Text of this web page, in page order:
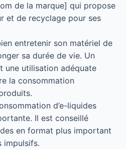
de la marque] qui propose
et de recyclage pour ses
entretenir son matériel de
sa durée de vie. Un
une utilisation adéquate
la consommation
d’e-liquides
Il est conseillé
en format plus important
impulsifs.